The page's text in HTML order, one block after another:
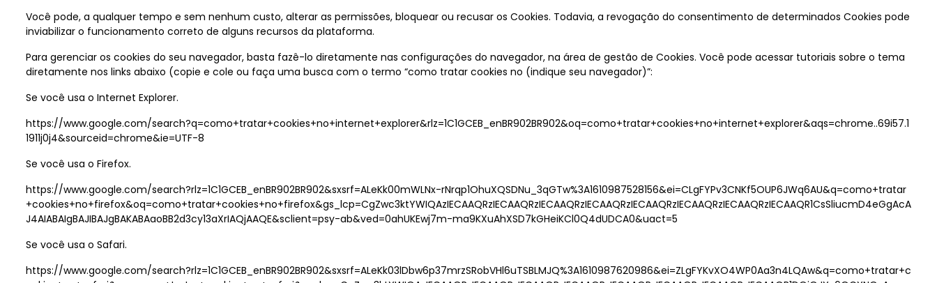
Você pode, a qualquer tempo e sem nenhum custo, alterar as permissões, bloquear ou recusar os Cookies. Todavia, a revogação do consentimento de determinados Cookies pode
inviabilizar o funcionamento correto de alguns recursos da plataforma.
Para gerenciar os cookies do seu navegador, basta fazê-lo diretamente nas configurações do navegador, na área de gestão de Cookies. Você pode acessar tutoriais sobre o tema
diretamente nos links abaixo (copie e cole ou faça uma busca com o termo “como tratar cookies no (indique seu navegador)”:
Se você usa o Internet Explorer.
https://www.google.com/search?q=como+tratar+cookies+no+internet+explorer&rlz=1C1GCEB_enBR902BR902&oq=como+tratar+cookies+no+internet+explorer&aqs=chrome..69i57.1
1911j0j4&sourceid=chrome&ie=UTF-8
Se você usa o Firefox.
https://www.google.com/search?rlz=1C1GCEB_enBR902BR902&sxsrf=ALeKk00mWLNx-rNrqp1OhuXQSDNu_3qGTw%3A1610987528156&ei=CLgFYPv3CNKf5OUP6JWq6AU&q=como+tratar
+cookies+no+firefox&oq=como+tratar+cookies+no+firefox&gs_lcp=CgZwc3ktYWIQAzIECAAQRzIECAAQRzIECAAQRzIECAAQRzIECAAQRzIECAAQRzIECAAQRzIECAAQR1CsSliucmD4eGgAcA
J4AIABAIgBAJIBAJgBAKABAaoBB2d3cy13aXrIAQjAAQE&sclient=psy-ab&ved=0ahUKEwj7m-ma9KXuAhXSD7kGHeiKCl0Q4dUDCA0&uact=5
Se você usa o Safari.
https://www.google.com/search?rlz=1C1GCEB_enBR902BR902&sxsrf=ALeKk03lDbw6p37mrzSRobVHl6uTSBLMJQ%3A1610987620986&ei=ZLgFYKvXO4WP0Aa3n4LQAw&q=como+tratar+c